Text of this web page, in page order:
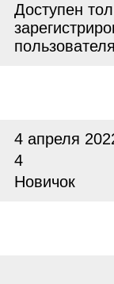
Доступен
4 апреля
4
Новичок